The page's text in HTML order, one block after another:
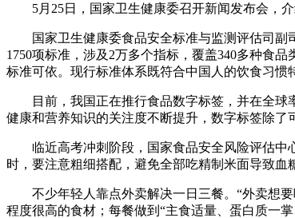
视频 小央视频 小央直播 直播
现场 前线 比划 快看 蓝海
体育 直播 竞猜 2026年世界杯
VIP会员 CCTV奥林匹克频道 生
财经 教育 乡村振兴 生态环境
大国智造 大国展会 大国保险
5月25日，国家卫生健康委召开新闻发布会，
国家卫生健康委食品安全标准与监测评估司
1750项标准，涉及2万多个指标，覆盖340多种食
标准可依。现行标准体系既符合中国人的饮食习惯
目前，我国正在推行食品数字标签，并在全
健康和营养知识的关注度不断提升，数字标签除了
临近高考冲刺阶段，国家食品安全风险评估
时，要注意粗细搭配，避免全部吃精制米面导致血
不少年轻人靠点外卖解决一日三餐。“外卖想
程度很高的食材；每餐做到“主食适量、蛋白质一